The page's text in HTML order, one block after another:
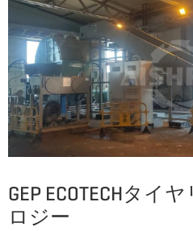
GEP ECOTECHタイ
ロジー